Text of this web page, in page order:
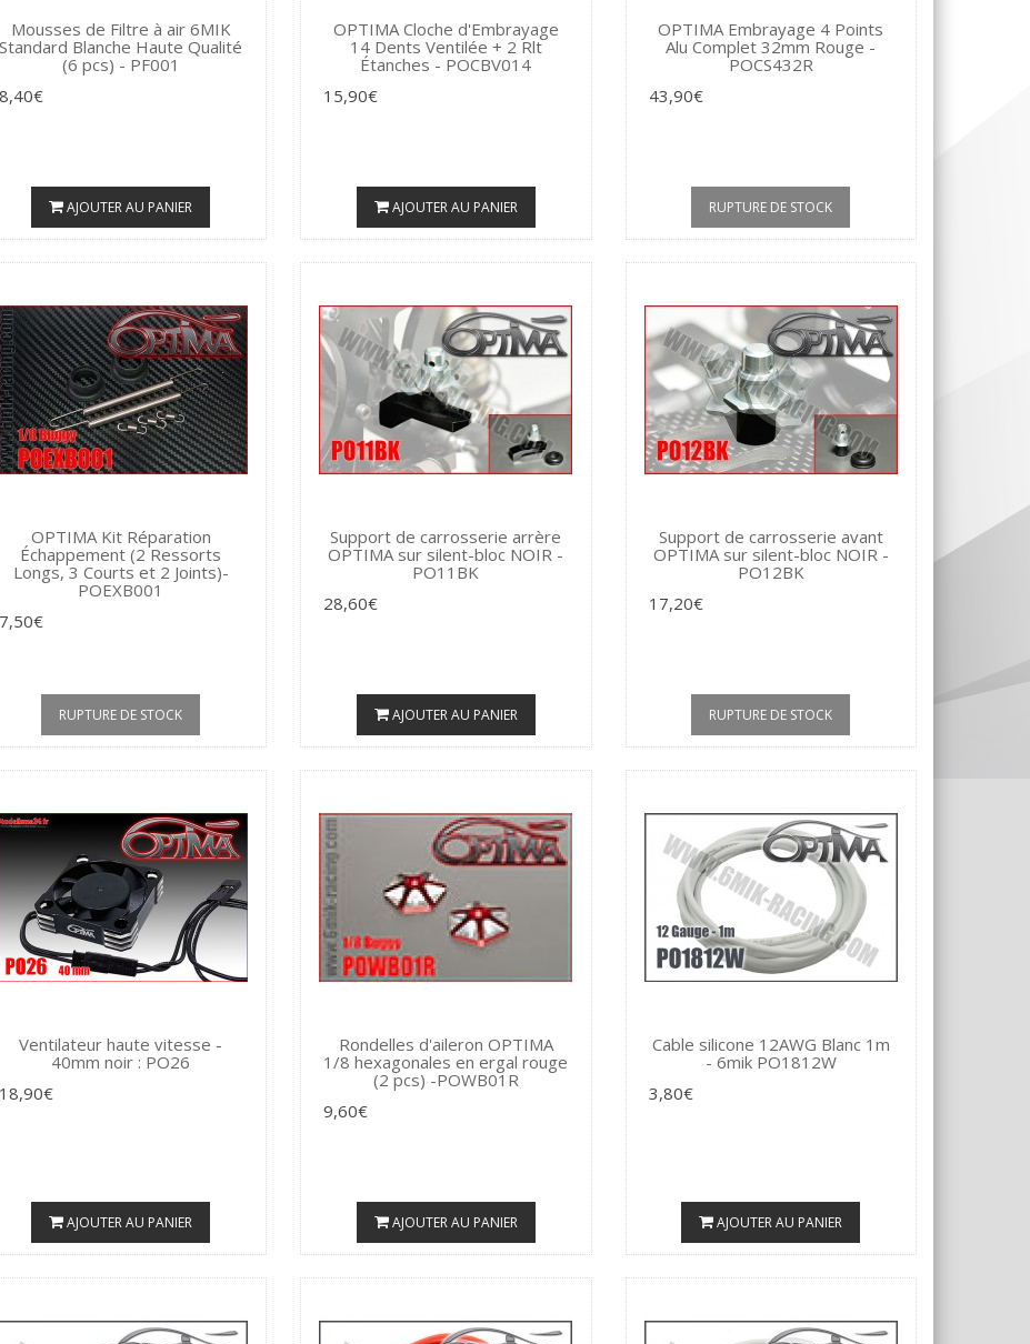
Mousses de Filtre à air 6MIK
Standard Blanche Haute Qualité
(6 pcs) - PF001
8,40€
AJOUTER AU PANIER
OPTIMA Cloche d'Embrayage
14 Dents Ventilée + 2 Rlt
Étanches - POCBV014
15,90€
AJOUTER AU PANIER
OPTIMA Embrayage 4 Points
Alu Complet 32mm Rouge -
POCS432R
43,90€
RUPTURE DE STOCK
OPTIMA Kit Réparation
Échappement (2 Ressorts
Longs, 3 Courts et 2 Joints)-
POEXB001
7,50€
RUPTURE DE STOCK
Support de carrosserie arrère
OPTIMA sur silent-bloc NOIR -
PO11BK
28,60€
AJOUTER AU PANIER
Support de carrosserie avant
OPTIMA sur silent-bloc NOIR -
PO12BK
17,20€
RUPTURE DE STOCK
Ventilateur haute vitesse -
40mm noir : PO26
18,90€
AJOUTER AU PANIER
Rondelles d'aileron OPTIMA
1/8 hexagonales en ergal rouge
(2 pcs) -POWB01R
9,60€
AJOUTER AU PANIER
Cable silicone 12AWG Blanc 1m
- 6mik PO1812W
3,80€
AJOUTER AU PANIER